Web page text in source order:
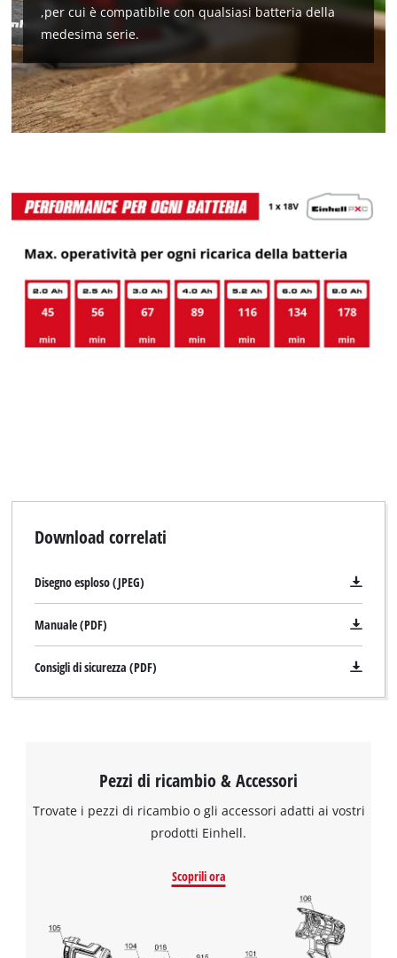
,per cui è compatibile con qualsiasi batteria della
medesima serie.
Download correlati
Disegno esploso (JPEG)
Manuale (PDF)
Consigli di sicurezza (PDF)
Pezzi di ricambio & Accessori
Trovate i pezzi di ricambio o gli accessori adatti ai vostri
prodotti Einhell.
Scoprili ora